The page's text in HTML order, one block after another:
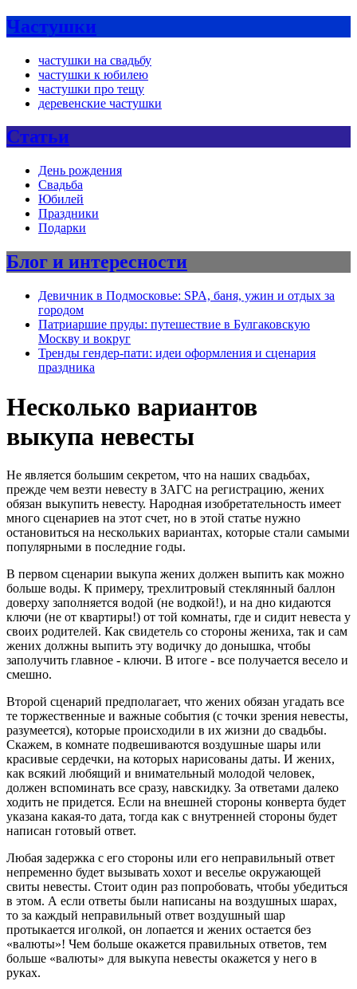
Частушки
частушки на свадьбу
частушки к юбилею
частушки про тещу
деревенские частушки
Статьи
День рождения
Свадьба
Юбилей
Праздники
Подарки
Блог и интересности
Девичник в Подмосковье: SPA, баня, ужин и отдых за
городом
Патриаршие пруды: путешествие в Булгаковскую
Москву и вокруг
Тренды гендер-пати: идеи оформления и сценария
праздника
Несколько вариантов
выкупа невесты
Не является большим секретом, что на наших свадьбах,
прежде чем везти невесту в ЗАГС на регистрацию, жених
обязан выкупить невесту. Народная изобретательность имеет
много сценариев на этот счет, но в этой статье нужно
остановиться на нескольких вариантах, которые стали самыми
популярными в последние годы.
В первом сценарии выкупа жених должен выпить как можно
больше воды. К примеру, трехлитровый стеклянный баллон
доверху заполняется водой (не водкой!), и на дно кидаются
ключи (не от квартиры!) от той комнаты, где и сидит невеста у
своих родителей. Как свидетель со стороны жениха, так и сам
жених должны выпить эту водичку до донышка, чтобы
заполучить главное - ключи. В итоге - все получается весело и
смешно.
Второй сценарий предполагает, что жених обязан угадать все
те торжественные и важные события (с точки зрения невесты,
разумеется), которые происходили в их жизни до свадьбы.
Скажем, в комнате подвешиваются воздушные шары или
красивые сердечки, на которых нарисованы даты. И жених,
как всякий любящий и внимательный молодой человек,
должен вспоминать все сразу, навскидку. За ответами далеко
ходить не придется. Если на внешней стороны конверта будет
указана какая-то дата, тогда как с внутренней стороны будет
написан готовый ответ.
Любая задержка с его стороны или его неправильный ответ
непременно будет вызывать хохот и веселье окружающей
свиты невесты. Стоит один раз попробовать, чтобы убедиться
в этом. А если ответы были написаны на воздушных шарах,
то за каждый неправильный ответ воздушный шар
протыкается иголкой, он лопается и жених остается без
«валюты»! Чем больше окажется правильных ответов, тем
больше «валюты» для выкупа невесты окажется у него в
руках.